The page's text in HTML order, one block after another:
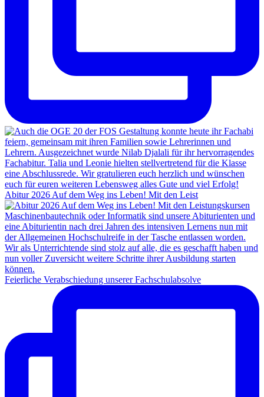
Abitur 2026 Auf dem Weg ins Leben! Mit den Leist
Feierliche Verabschiedung unserer Fachschulabsolve